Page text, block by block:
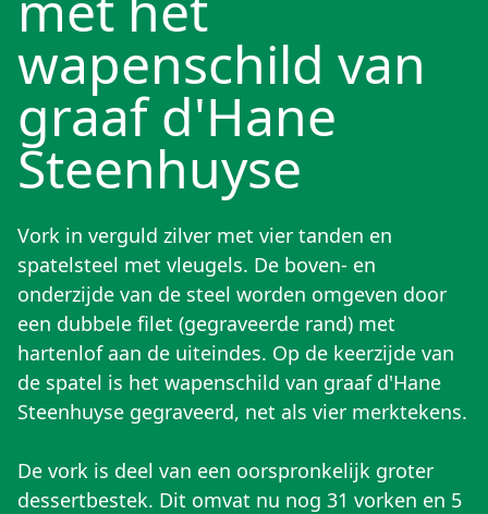
wapenschild van
graaf d'Hane
Steenhuyse
Vork in verguld zilver met vier tanden en
spatelsteel met vleugels. De boven- en
onderzijde van de steel worden omgeven door
een dubbele filet (gegraveerde rand) met
hartenlof aan de uiteindes. Op de keerzijde van
de spatel is het wapenschild van graaf d'Hane
Steenhuyse gegraveerd, net als vier merktekens.
De vork is deel van een oorspronkelijk groter
dessertbestek. Dit omvat nu nog 31 vorken en 5